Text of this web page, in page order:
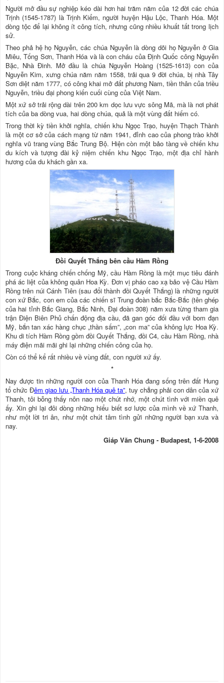
Người mở đầu sự nghiệp kéo dài hơn hai trăm năm của 12 đời các chúa
Trịnh (1545-1787) là Trịnh Kiểm, người huyện Hậu Lộc, Thanh Hóa. Một
dòng tộc để lại không ít công tích, nhưng cũng nhiều khuất tất trong lịch
sử.
Theo phả hệ họ Nguyễn, các chúa Nguyễn là dòng dõi họ Nguyễn ở Gia
Miêu, Tống Sơn, Thanh Hóa và là con cháu của Định Quốc công Nguyễn
Bặc, Nhà Đinh. Mở đầu là chúa Nguyễn Hoàng (1525-1613) con của
Nguyễn Kim, xưng chúa năm năm 1558, trải qua 9 đời chúa, bị nhà Tây
Sơn diệt năm 1777, có công khai mở đất phương Nam, tiền thân của triều
Nguyễn, triều đại phong kiến cuối cùng của Việt Nam.
Một xứ sở trải rộng dài trên 200 km dọc lưu vực sông Mã, mà là nơi phát
tích của ba dòng vua, hai dòng chúa, quả là một vùng đất hiếm có.
Trong thời kỳ tiền khởi nghĩa, chiến khu Ngọc Trạo, huyện Thạch Thành
là một cơ sở của cách mạng từ năm 1941, đỉnh cao của phong trào khởi
nghĩa vũ trang vùng Bắc Trung Bộ. Hiện còn một bảo tàng về chiến khu
du kích và tượng đài kỷ niệm chiến khu Ngọc Trạo, một địa chỉ hành
hương của du khách gần xa.
Đồi Quyết Thắng bên cầu Hàm Rồng
Trong cuộc kháng chiến chống Mỹ, cầu Hàm Rồng là một mục tiêu đánh
phá ác liệt của không quân Hoa Kỳ. Đơn vị pháo cao xạ bảo vệ Cầu Hàm
Rồng trên núi Cánh Tiên (sau đổi thành đồi Quyết Thắng) là những người
con xứ Bắc, con em của các chiến sĩ Trung đoàn bắc Bắc-Bắc (tên ghép
của hai tỉnh Bắc Giang, Bắc Ninh, Đại đoàn 308) năm xưa từng tham gia
trận Điện Biên Phủ chấn động địa cầu, đã gan góc đối đầu với bom đạn
Mỹ, bắn tan xác hàng chục „thần sấm”, „con ma” của không lực Hoa Kỳ.
Khu di tích Hàm Rồng gồm đồi Quyết Thắng, đồi C4, cầu Hàm Rồng, nhà
máy điện mãi mãi ghi lại những chiến công của họ.
Còn có thể kể rất nhiều về vùng đất, con người xứ ấy.
*
Nay được tin những người con của Thanh Hóa đang sống trên đất Hung
tổ chức Đêm giao lưu „Thanh Hóa quê ta”, tuy chẳng phải con dân của xứ
Thanh, tôi bỗng thấy nôn nao một chút nhớ, một chút tình với miền quê
ấy. Xin ghi lại đôi dòng những hiểu biết sơ lược của mình về xứ Thanh,
như một lời tri ân, như một chút tâm tình gửi những người bạn xưa và
nay.
Giáp Văn Chung - Budapest, 1-6-2008